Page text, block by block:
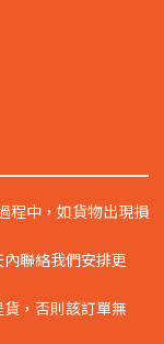
程中，如貨物出現損
聯絡我們安排更
，否則該訂單無